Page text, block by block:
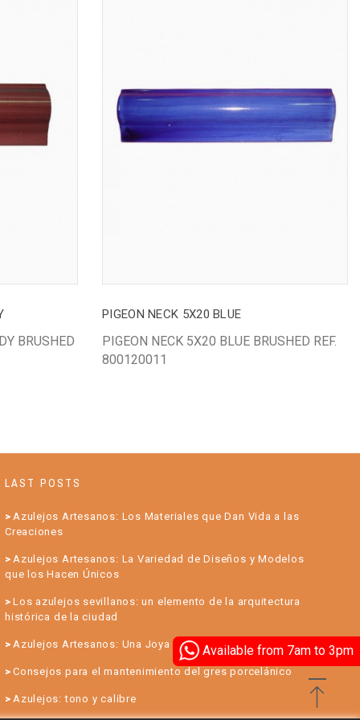
Available from 7am to 3pm
BRUSHED
PIGEON NECK 5X20 BLUE
PIGEON NECK 5X20 BLUE BRUSHED REF.
800120011
LAST POSTS
Azulejos Artesanos: Los Materiales que Dan Vida a las
Creaciones
Azulejos Artesanos: La Variedad de Diseños y Modelos
que los Hacen Únicos
Los azulejos sevillanos: un elemento de la arquitectura
histórica de la ciudad
Azulejos Artesanos: Una Joya para su Hogar
Consejos para el mantenimiento del gres porcelánico
Azulejos: tono y calibre